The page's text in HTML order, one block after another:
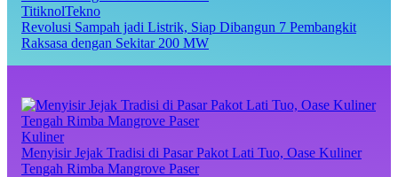
TitiknolTekno
Revolusi Sampah jadi Listrik, Siap Dibangun 7 Pembangkit
Raksasa dengan Sekitar 200 MW
Kuliner
Menyisir Jejak Tradisi di Pasar Pakot Lati Tuo, Oase Kuliner
Tengah Rimba Mangrove Paser